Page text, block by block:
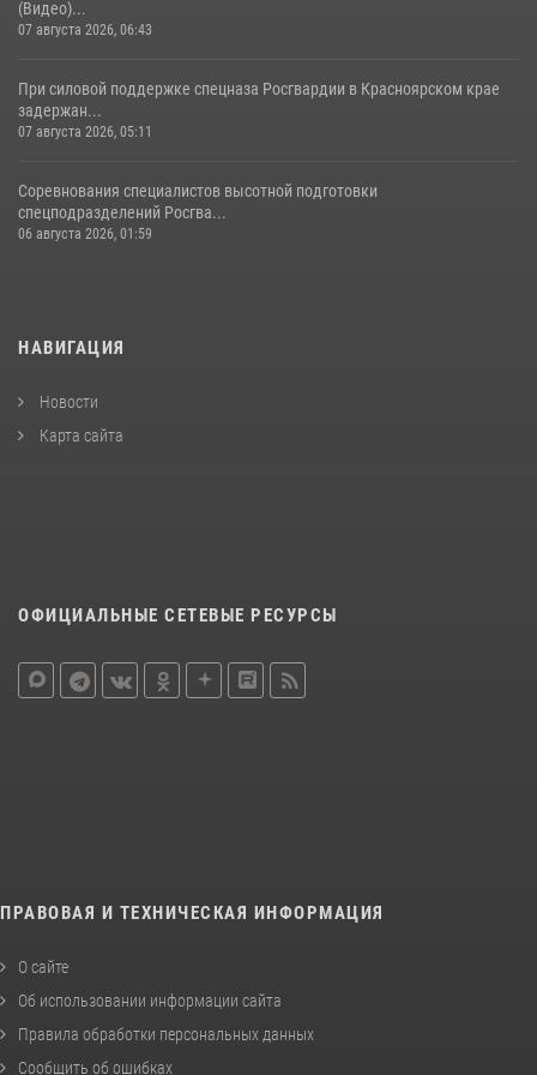
(Видео)...
07 августа 2026, 06:43
При силовой поддержке спецназа Росгвардии в Красноярском крае
задержан...
07 августа 2026, 05:11
Соревнования специалистов высотной подготовки
спецподразделений Росгва...
06 августа 2026, 01:59
НАВИГАЦИЯ
Новости
Карта сайта
ОФИЦИАЛЬНЫЕ СЕТЕВЫЕ РЕСУРСЫ
ПРАВОВАЯ И ТЕХНИЧЕСКАЯ ИНФОРМАЦИЯ
О сайте
Об использовании информации сайта
Правила обработки персональных данных
Сообщить об ошибках